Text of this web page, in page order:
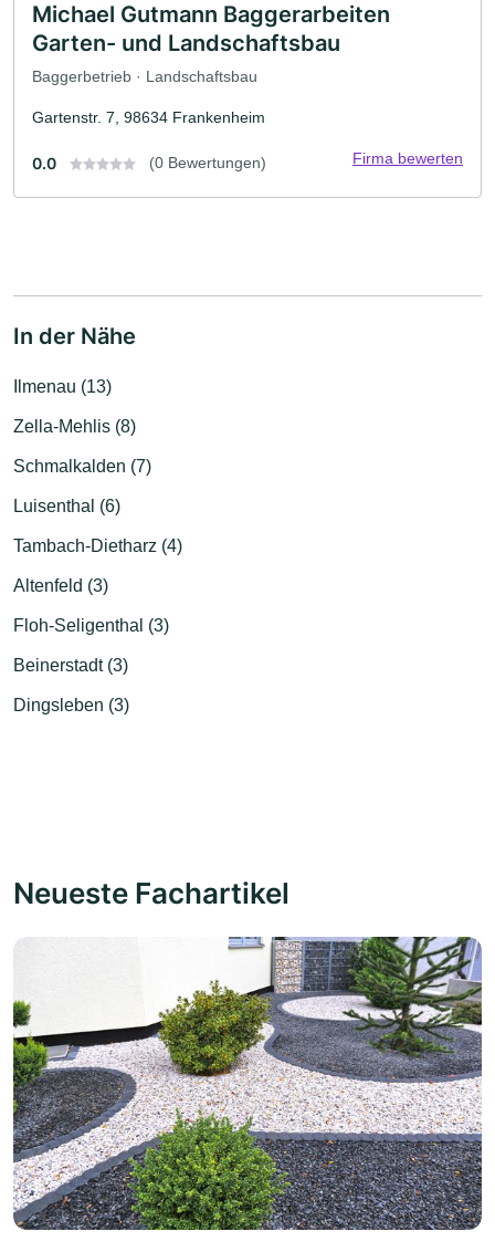
Michael Gutmann Baggerarbeiten
Garten- und Landschaftsbau
Baggerbetrieb · Landschaftsbau
Gartenstr. 7, 98634 Frankenheim
0.0 (0 Bewertungen) Firma bewerten
In der Nähe
Ilmenau (13)
Zella-Mehlis (8)
Schmalkalden (7)
Luisenthal (6)
Tambach-Dietharz (4)
Altenfeld (3)
Floh-Seligenthal (3)
Beinerstadt (3)
Dingsleben (3)
Neueste Fachartikel